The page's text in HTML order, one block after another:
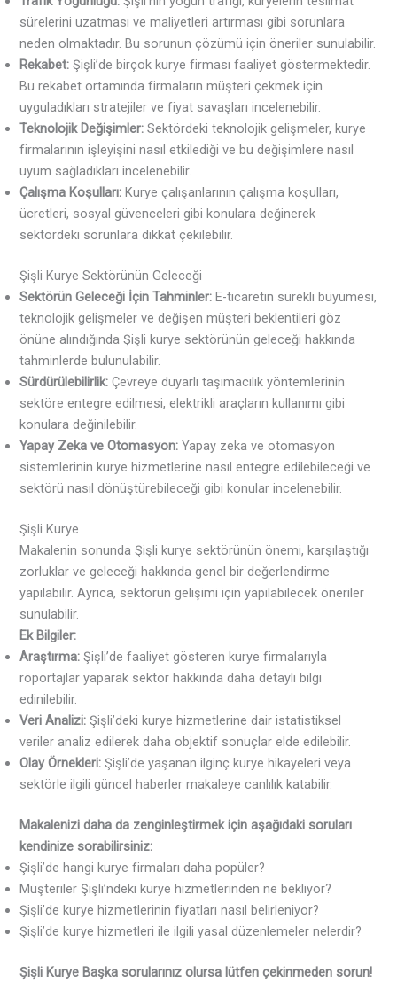
sürelerini uzatması ve maliyetleri artırması gibi sorunlara
neden olmaktadır. Bu sorunun çözümü için öneriler sunulabilir.
Rekabet: Şişli’de birçok kurye firması faaliyet göstermektedir.
Bu rekabet ortamında firmaların müşteri çekmek için
uyguladıkları stratejiler ve fiyat savaşları incelenebilir.
Teknolojik Değişimler: Sektördeki teknolojik gelişmeler, kurye
firmalarının işleyişini nasıl etkilediği ve bu değişimlere nasıl
uyum sağladıkları incelenebilir.
Çalışma Koşulları: Kurye çalışanlarının çalışma koşulları,
ücretleri, sosyal güvenceleri gibi konulara değinerek
sektördeki sorunlara dikkat çekilebilir.
Şişli Kurye Sektörünün Geleceği
Sektörün Geleceği İçin Tahminler: E-ticaretin sürekli büyümesi,
teknolojik gelişmeler ve değişen müşteri beklentileri göz
önüne alındığında Şişli kurye sektörünün geleceği hakkında
tahminlerde bulunulabilir.
Sürdürülebilirlik: Çevreye duyarlı taşımacılık yöntemlerinin
sektöre entegre edilmesi, elektrikli araçların kullanımı gibi
konulara değinilebilir.
Yapay Zeka ve Otomasyon: Yapay zeka ve otomasyon
sistemlerinin kurye hizmetlerine nasıl entegre edilebileceği ve
sektörü nasıl dönüştürebileceği gibi konular incelenebilir.
Şişli Kurye
Makalenin sonunda Şişli kurye sektörünün önemi, karşılaştığı
zorluklar ve geleceği hakkında genel bir değerlendirme
yapılabilir. Ayrıca, sektörün gelişimi için yapılabilecek öneriler
sunulabilir.
Ek Bilgiler:
Araştırma: Şişli’de faaliyet gösteren kurye firmalarıyla
röportajlar yaparak sektör hakkında daha detaylı bilgi
edinilebilir.
Veri Analizi: Şişli’deki kurye hizmetlerine dair istatistiksel
veriler analiz edilerek daha objektif sonuçlar elde edilebilir.
Olay Örnekleri: Şişli’de yaşanan ilginç kurye hikayeleri veya
sektörle ilgili güncel haberler makaleye canlılık katabilir.
Makalenizi daha da zenginleştirmek için aşağıdaki soruları
kendinize sorabilirsiniz:
Şişli’de hangi kurye firmaları daha popüler?
Müşteriler Şişli’ndeki kurye hizmetlerinden ne bekliyor?
Şişli’de kurye hizmetlerinin fiyatları nasıl belirleniyor?
Şişli’de kurye hizmetleri ile ilgili yasal düzenlemeler nelerdir?
Şişli Kurye Başka sorularınız olursa lütfen çekinmeden sorun!